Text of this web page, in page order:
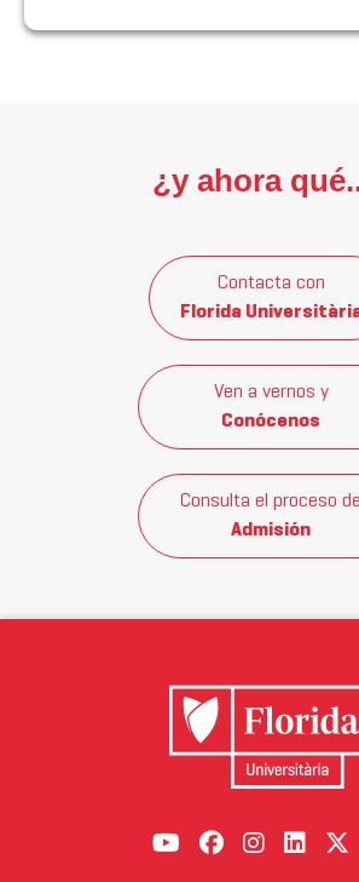
¿y ahora
Contacta con
Florida
Ven a vernos y
Conócenos
Consulta el proceso de
Admisión